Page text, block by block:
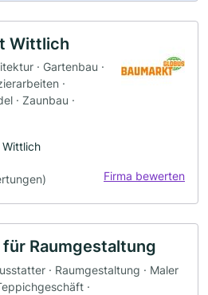
Wittlich
· Gartenbau ·
·
· Zaunbau ·
Firma bewerten
Raumgestaltung
· Raumgestaltung · Maler
·